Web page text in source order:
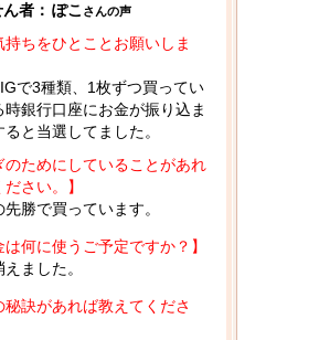
者： ぽこ さんの声
持ちをひとことお願いしま
で3種類、1枚ずつ買ってい
時銀行口座にお金が振り込ま
と当選してました。
のためにしていることがあれ
さい。】
勝で買っています。
は何に使うご予定ですか？】
ました。
秘訣があれば教えてくださ